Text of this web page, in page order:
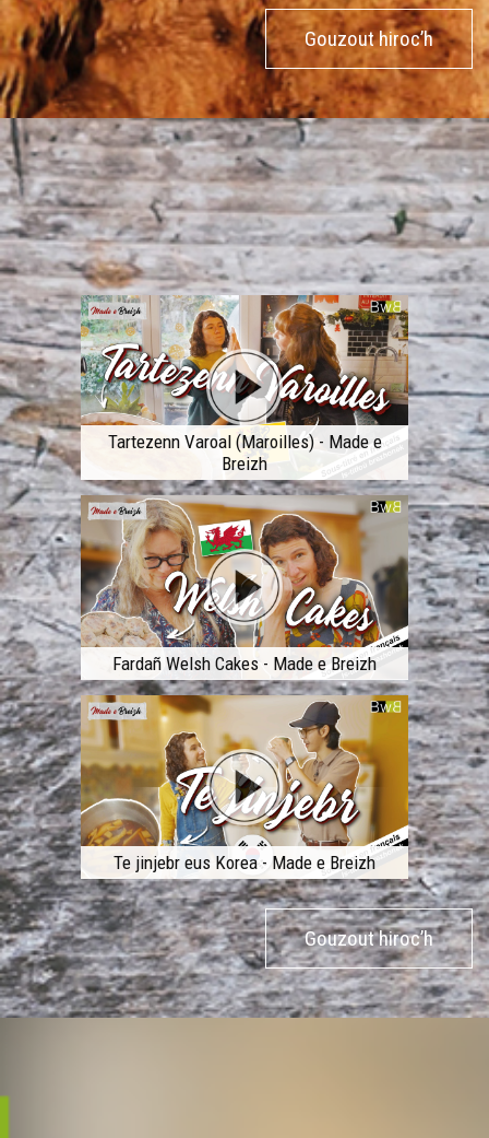
Gouzout hiroc’h
Tartezenn Varoal (Maroilles) - Made e
Breizh
Fardañ Welsh Cakes - Made e Breizh
Te jinjebr eus Korea - Made e Breizh
Gouzout hiroc’h